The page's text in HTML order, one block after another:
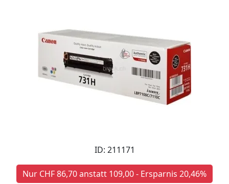
ID: 211171
Nur CHF 86,70 anstatt 109,00 - Ersparnis 20,46%